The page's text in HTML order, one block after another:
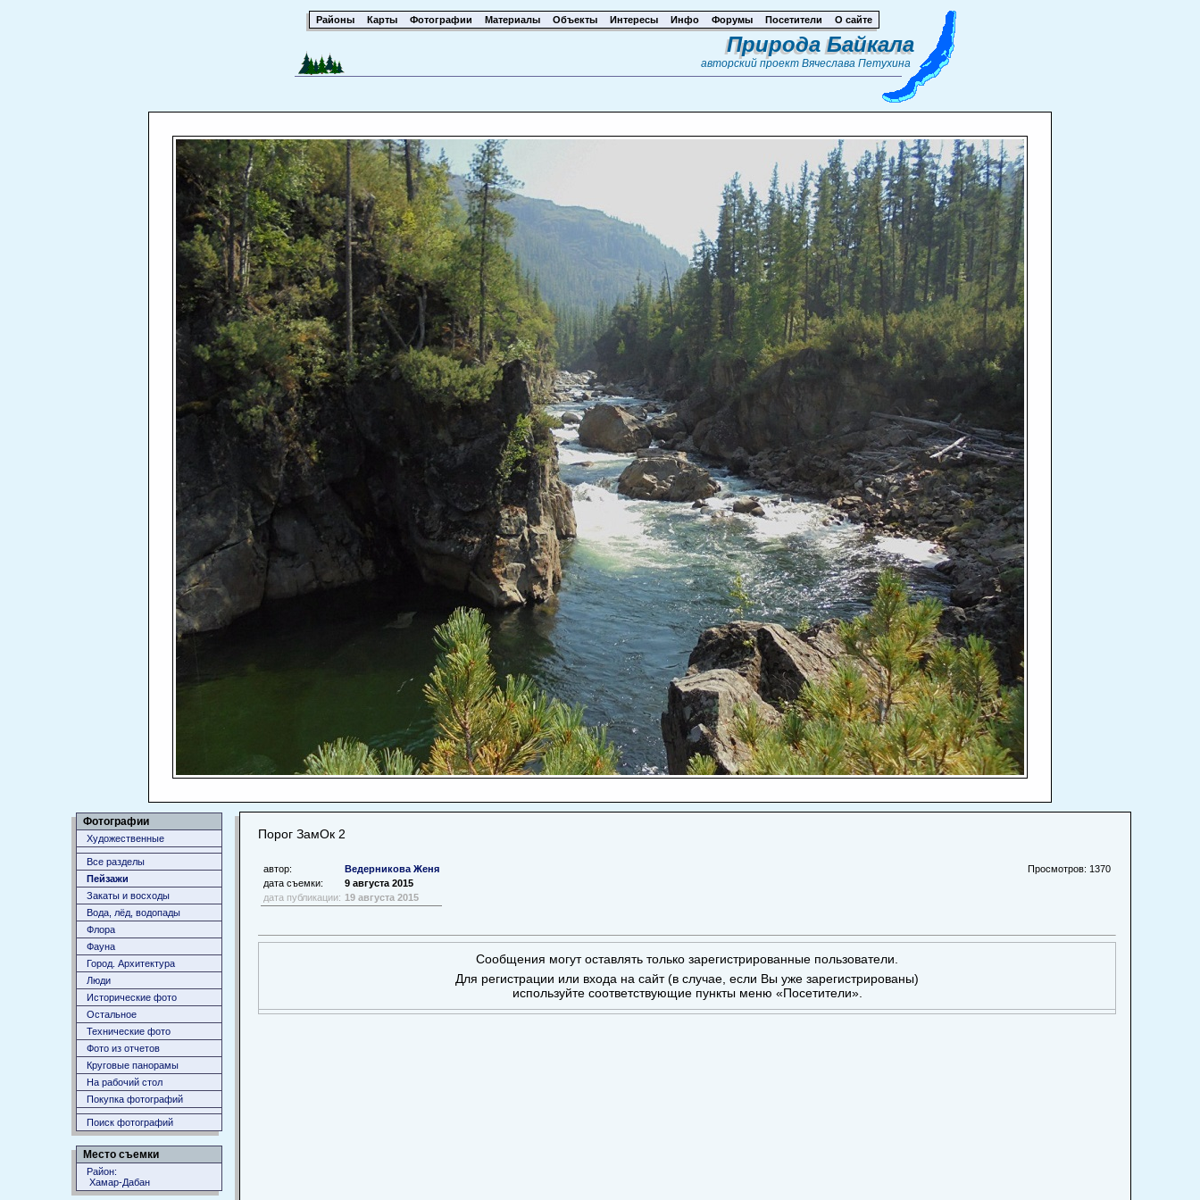
Районы Карты Фотографии Материалы Объекты Интересы Инфо Форумы Посетители О сайте
Природа Байкала
авторский проект Вячеслава Петухина
Фотографии
Художественные
Все разделы
Пейзажи
Закаты и восходы
Вода, лёд, водопады
Флора
Фауна
Город. Архитектура
Люди
Исторические фото
Остальное
Технические фото
Фото из отчетов
Круговые панорамы
На рабочий стол
Покупка фотографий
Поиск фотографий
Место съемки
Район:
Хамар-Дабан
Порог ЗамОк 2
автор:
Ведерникова Женя
дата съемки:
9 августа 2015
дата публикации: 19 августа 2015
Просмотров: 1370
Сообщения могут оставлять только зарегистрированные пользователи.
Для регистрации или входа на сайт (в случае, если Вы уже зарегистрированы)
используйте соответствующие пункты меню «Посетители».